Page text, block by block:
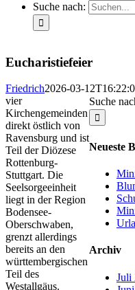
Suche nach:
Eucharistiefeier
Friedrich2026-03-
Suche
Neueste
Archiv
Juli
vier
Kirchengemeinden
direkt östlich von
Ravensburg und ist
Teil der Diözese
Rottenburg-
Stuttgart. Die
Seelsorgeeinheit
liegt in der Region
Bodensee-
Oberschwaben,
grenzt allerdings
bereits an den
württembergischen
Teil des
Westallgäus.